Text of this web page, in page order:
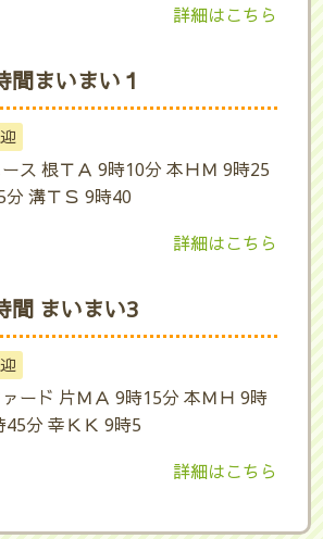
詳細はこちら
間まいまい１
ス 根ＴＡ 9時10分 本ＨＭ 9時25
分 溝ＴＳ 9時40
詳細はこちら
間 まいまい3
ード 片ＭＡ 9時15分 本ＭＨ 9時
45分 幸ＫＫ 9時5
詳細はこちら